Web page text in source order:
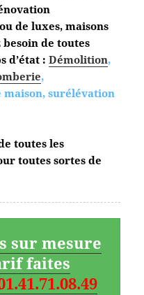
de luxes, maisons
besoin de toutes
d’état : Démolition,
,
surélévation
toutes les
toutes sortes de
sur mesure
faites